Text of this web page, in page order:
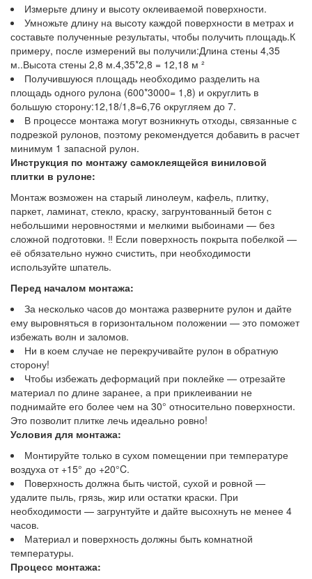
Измерьте длину и высоту оклеиваемой поверхности.
Умножьте длину на высоту каждой поверхности в метрах и
составьте полученные результаты, чтобы получить площадь.К
примеру, после измерений вы получили:Длина стены 4,35
м..Высота стены 2,8 м.4,35*2,8 = 12,18 м ²
Получившуюся площадь необходимо разделить на
площадь одного рулона (600*3000= 1,8) и округлить в
большую сторону:12,18/1,8=6,76 округляем до 7.
В процессе монтажа могут возникнуть отходы, связанные с
подрезкой рулонов, поэтому рекомендуется добавить в расчет
минимум 1 запасной рулон.
Инструкция по монтажу самоклеящейся виниловой
плитки в рулоне:
Монтаж возможен на старый линолеум, кафель, плитку,
паркет, ламинат, стекло, краску, загрунтованный бетон с
небольшими неровностями и мелкими выбоинами — без
сложной подготовки. ‼️ Если поверхность покрыта побелкой —
её обязательно нужно счистить, при необходимости
используйте шпатель.
Перед началом монтажа:
За несколько часов до монтажа разверните рулон и дайте
ему выровняться в горизонтальном положении — это поможет
избежать волн и заломов.
Ни в коем случае не перекручивайте рулон в обратную
сторону!
Чтобы избежать деформаций при поклейке — отрезайте
материал по длине заранее, а при приклеивании не
поднимайте его более чем на 30° относительно поверхности.
Это позволит плитке лечь идеально ровно!
Условия для монтажа:
Монтируйте только в сухом помещении при температуре
воздуха от +15° до +20°C.
Поверхность должна быть чистой, сухой и ровной —
удалите пыль, грязь, жир или остатки краски. При
необходимости — загрунтуйте и дайте высохнуть не менее 4
часов.
Материал и поверхность должны быть комнатной
температуры.
Процесс монтажа: